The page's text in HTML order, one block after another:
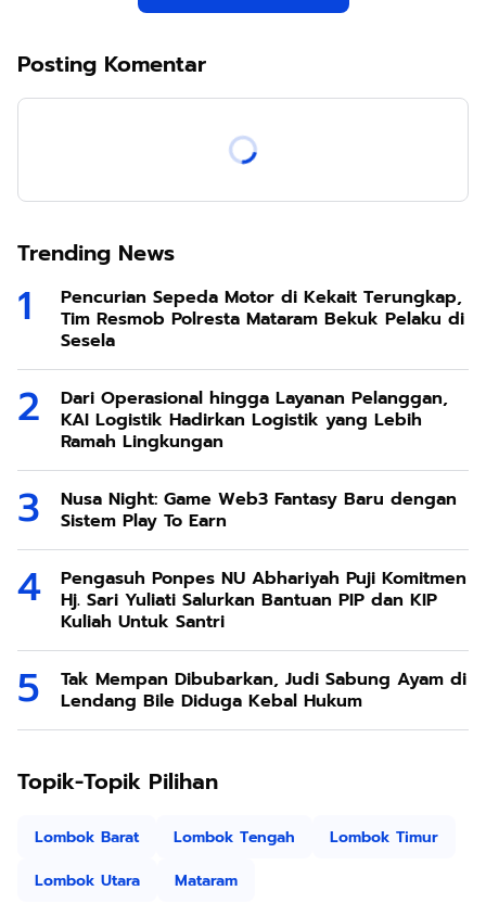
Posting Komentar
Trending News
Pencurian Sepeda Motor di Kekait Terungkap,
Tim Resmob Polresta Mataram Bekuk Pelaku di
Sesela
Dari Operasional hingga Layanan Pelanggan,
KAI Logistik Hadirkan Logistik yang Lebih
Ramah Lingkungan
Nusa Night: Game Web3 Fantasy Baru dengan
Sistem Play To Earn
Pengasuh Ponpes NU Abhariyah Puji Komitmen
Hj. Sari Yuliati Salurkan Bantuan PIP dan KIP
Kuliah Untuk Santri
Tak Mempan Dibubarkan, Judi Sabung Ayam di
Lendang Bile Diduga Kebal Hukum
Topik-Topik Pilihan
Lombok Barat Lombok Tengah
Lombok Timur
Lombok Utara
Mataram